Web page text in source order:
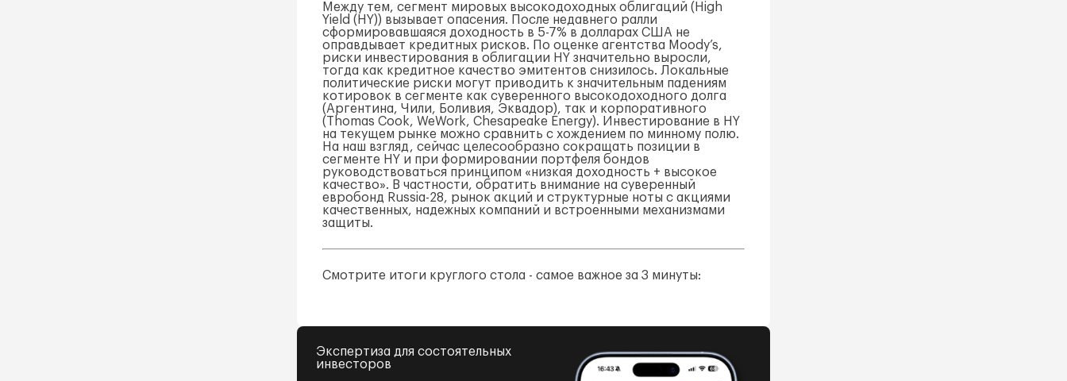
Между тем, сегмент мировых высокодоходных облигаций (High
Yield (HY)) вызывает опасения. После недавнего ралли
сформировавшаяся доходность в 5-7% в долларах США не
оправдывает кредитных рисков. По оценке агентства Moody’s,
риски инвестирования в облигации HY значительно выросли,
тогда как кредитное качество эмитентов снизилось. Локальные
политические риски могут приводить к значительным падениям
котировок в сегменте как суверенного высокодоходного долга
(Аргентина, Чили, Боливия, Эквадор), так и корпоративного
(Thomas Cook, WeWork, Chesapeake Energy). Инвестирование в HY
на текущем рынке можно сравнить с хождением по минному полю.
На наш взгляд, сейчас целесообразно сокращать позиции в
сегменте HY и при формировании портфеля бондов
руководствоваться принципом «низкая доходность + высокое
качество». В частности, обратить внимание на суверенный
евробонд Russia-28, рынок акций и структурные ноты с акциями
качественных, надежных компаний и встроенными механизмами
защиты.
Смотрите итоги круглого стола - самое важное за 3 минуты:
Экспертиза для состоятельных
инвесторов